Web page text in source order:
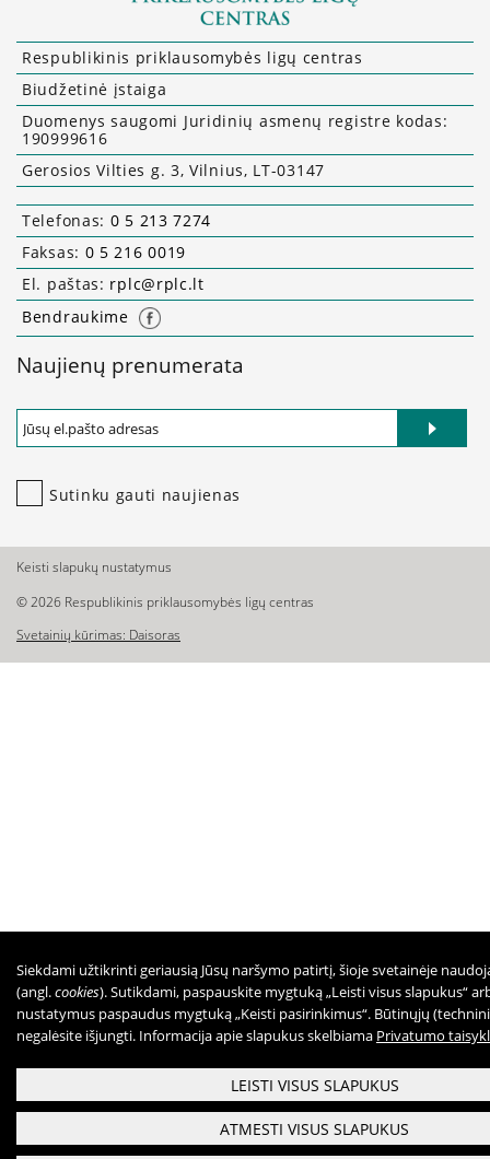
Respublikinis priklausomybės ligų centras
Biudžetinė įstaiga
Duomenys saugomi Juridinių asmenų registre kodas:
190999616
Gerosios Vilties g. 3, Vilnius, LT-03147
Telefonas: 0 5 213 7274
Faksas: 0 5 216 0019
El. paštas: rplc@rplc.lt
Bendraukime
Naujienų prenumerata
Užsisakyti naujienlaiškį
Sutinku gauti naujienas
© 2026 Respublikinis priklausomybės ligų centras
Keisti slapukų nustatymus
Svetainių kūrimas: Daisoras
Siekdami užtikrinti geriausią Jūsų naršymo patirtį, šioje svetainėje
(angl.cookies). Sutikdami, paspauskite mygtuką „Leisti visus slapukus“
nustatymus paspaudus mygtuką „Keisti pasirinkimus“. Būtinųjų
negalėsite išjungti. Informacija apie slapukus skelbiama Privatumo
LEISTI VISUS SLAPUKUS
ATMESTI VISUS SLAPUKUS